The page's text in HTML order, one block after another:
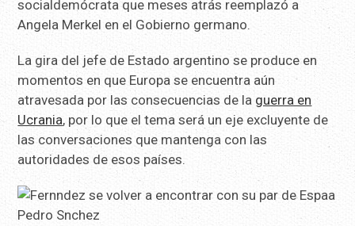
socialdemócrata que meses atrás reemplazó a
Angela Merkel en el Gobierno germano.
La gira del jefe de Estado argentino se produce en
momentos en que Europa se encuentra aún
atravesada por las consecuencias de la guerra en
Ucrania, por lo que el tema será un eje excluyente de
las conversaciones que mantenga con las
autoridades de esos países.